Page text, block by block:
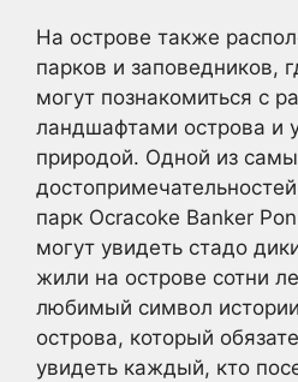
На острове также
парков и заповедников,
могут познакомиться с
ландшафтами острова и
природой. Одной из
парк Ocracoke Banker
могут увидеть стадо
жили на острове сотни
любимый символ
острова, который
увидеть каждый, кто